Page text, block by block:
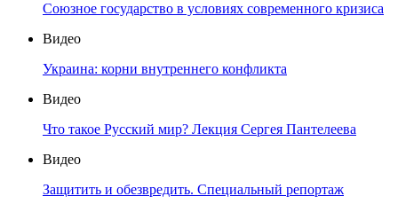
Союзное государство в условиях современного кризиса
Видео
Украина: корни внутреннего конфликта
Видео
Что такое Русский мир? Лекция Сергея Пантелеева
Видео
Защитить и обезвредить. Специальный репортаж